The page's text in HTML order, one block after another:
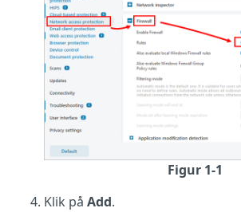
Figur 1-1
Klik på Add.